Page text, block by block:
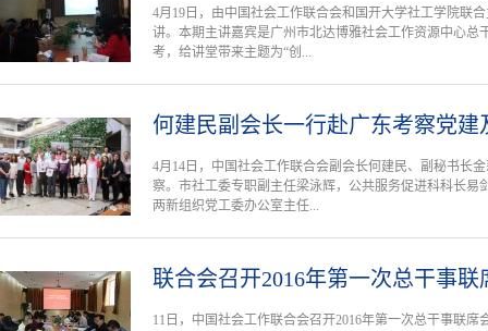
4月19日，由中国社会工作联合会和国开大学社工学院联
讲。本期主讲嘉宾是广州市北达博雅社会工作资源中心总
考，给讲堂带来主题为“创...
何建民副会长一行赴广东考察党
4月14日，中国社会工作联合会副会长何建民、副秘书长
察。市社工委专职副主任梁泳辉，公共服务促进科科长易
两新组织党工委办公室主任...
联合会召开2016年第一次总干事联
11日，中国社会工作联合会召开2016年第一次总干事联席